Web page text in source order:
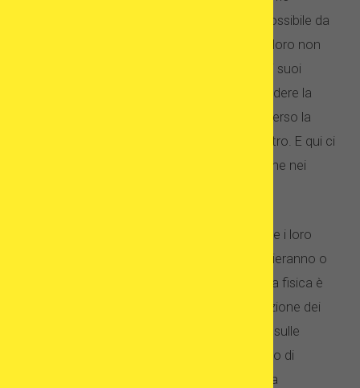
genetico con i propri figli è un ostacolo impossibile da
superare. Questo è il motivo per cui molti di loro non
deciderebbero mai di adottare, nonostante i suoi
numerosi vantaggi evidenti. Il desiderio di vedere la
propria genetica nel loro bambino li spinge verso la
scelta del trattamento di fecondazione in vitro. E qui ci
sono alcune buone soluzioni disponibili, anche nei
Molti pazienti si chiedono se sia possibile che i loro
assomiglieranno o
agiranno come loro. Se anche la somiglianza fisica è
molto importante per te, ricorda che la selezione dei
donatori di ovuli e sperma si basa, tra l’altro, sulle
caratteristiche fisiche della ricevente (in caso di
donatori di sperma – sul partner/marito della